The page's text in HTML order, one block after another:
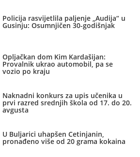
Policija rasvijetlila paljenje „Audija“ u
Gusinju: Osumnjičen 30-godišnjak
Opljačkan dom Kim Kardašijan:
Provalnik ukrao automobil, pa se
vozio po kraju
Naknadni konkurs za upis učenika u
prvi razred srednjih škola od 17. do 20.
avgusta
U Buljarici uhapšen Cetinjanin,
pronađeno više od 20 grama kokaina